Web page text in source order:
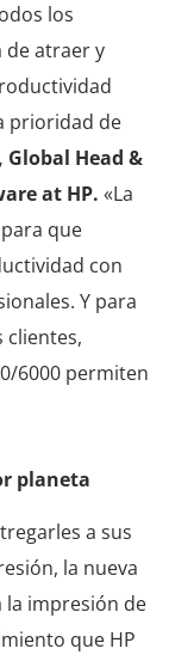
los
de atraer y
prioridad de
Global Head &
at HP. «La
que
con
Y para
clientes,
6000 permiten
planeta
a sus
la nueva
la impresión de
que HP